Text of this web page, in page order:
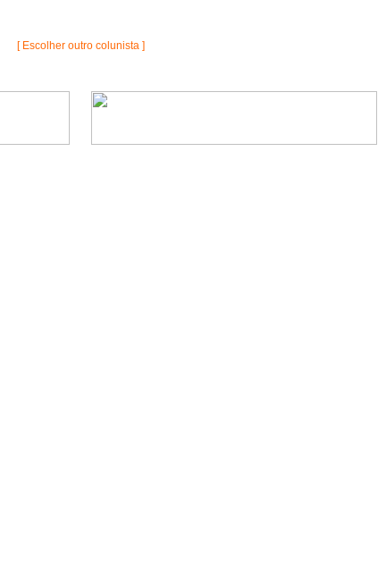
[ Escolher outro colunista ]